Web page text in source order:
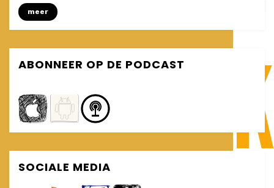
#9)
meer
ABONNEER OP DE PODCAST
SOCIALE MEDIA